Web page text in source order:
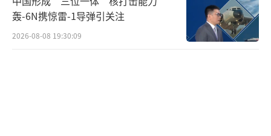
轰-6N携惊雷-1导弹引关注
2026-08-08 19:30:09